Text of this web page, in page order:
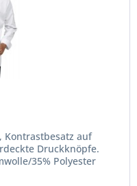
Kontrastbesatz auf
Druckknöpfe.
35% Polyester